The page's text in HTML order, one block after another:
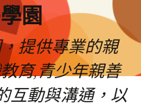
園
提供專業的親
育,青少年親善
互動與溝通，以